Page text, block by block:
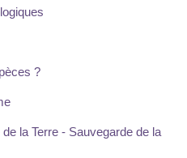
?
la Terre - Sauvegarde de la